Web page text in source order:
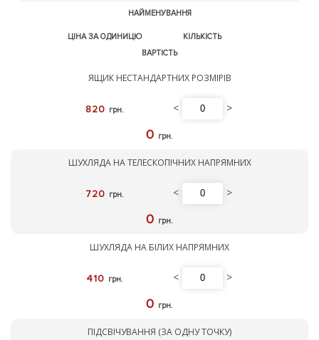
НАЙМЕНУВАННЯ
ЦІНА ЗА ОДИНИЦЮ
КІЛЬКІСТЬ
ВАРТІСТЬ
ЯЩИК НЕСТАНДАРТНИХ РОЗМІРІВ
820 грн. < >
0 грн.
ШУХЛЯДА НА ТЕЛЕСКОПІЧНИХ НАПРЯМНИХ
720 грн. < >
0 грн.
ШУХЛЯДА НА БІЛИХ НАПРЯМНИХ
410 грн. < >
0 грн.
ПІДСВІЧУВАННЯ (ЗА ОДНУ ТОЧКУ)